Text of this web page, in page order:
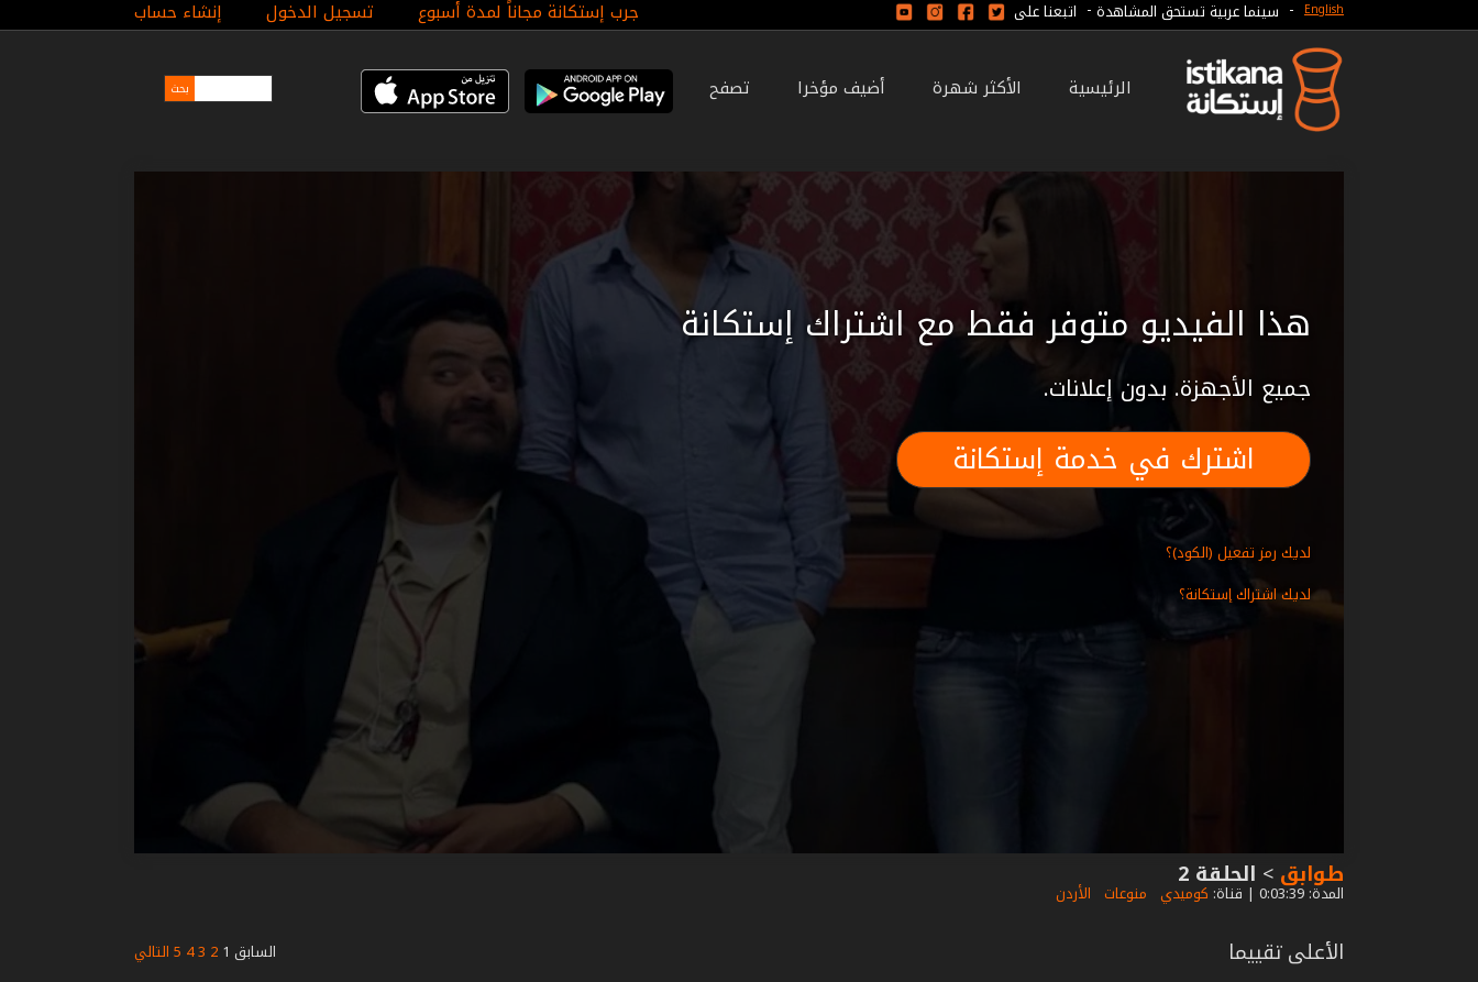
جرب إستكانة مجاناً لمدة أسبوع تسجيل الدخول إنشاء حساب English
- سينما عربية تستحق المشاهدة - اتبعنا على
الرئيسية الأكثر شهرة أضيف مؤخرا تصفح
هذا الفيديو متوفر فقط مع اشتراك إستكانة
جميع الأجهزة. بدون إعلانات.
اشترك في خدمة إستكانة
لديك رمز تفعيل (الكود)؟
لديك اشتراك إستكانة؟
طوابق > الحلقة 2
المدة: 0:03:39 | قناة: كوميدي منوعات الأردن
السابق 1
2
3
4
5 التالي الأعلى تقييما